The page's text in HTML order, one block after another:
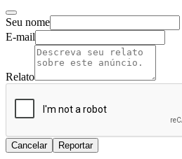
Seu nome
E-mail
Relato
Cancelar Reportar